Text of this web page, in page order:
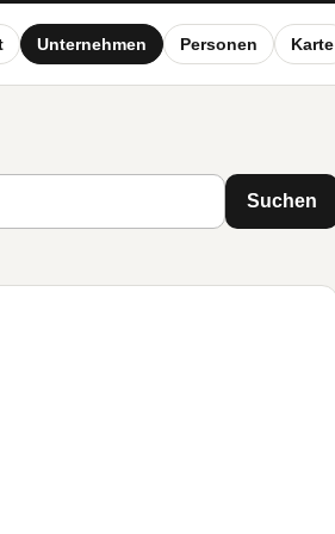
Unternehmen Personen Karte
Suchen